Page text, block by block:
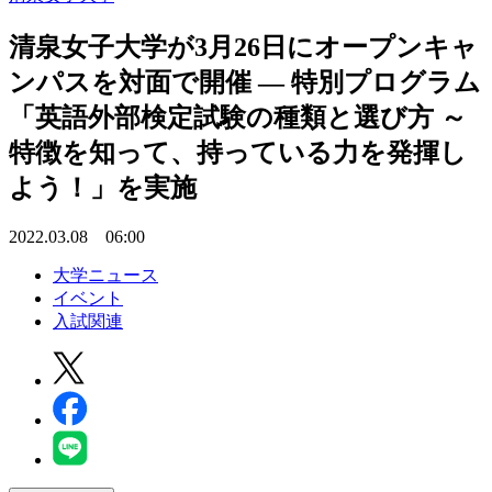
清泉女子大学が3月26日にオープンキャ
ンパスを対面で開催 — 特別プログラム
「英語外部検定試験の種類と選び方 ～
特徴を知って、持っている力を発揮し
よう！」を実施
2022.03.08 06:00
大学ニュース
イベント
入試関連